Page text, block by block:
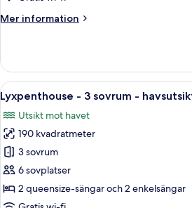
floors)
Mer information
Mer
-
havsutsikt
(Lower
floors)
Öppna
alla
foton
för
Lyxpenthouse
-
3
sovrum
Ett
16
Lyxpenthouse - 3 sovrum -
Utsikt mot havet
190 kvadratmeter
3 sovrum
6 sovplatser
2 queensize-sängar och 2 enkelsängar